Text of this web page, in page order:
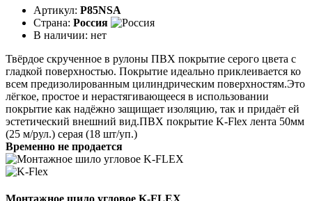
Артикул: P85NSA
Страна: Россия
В наличии: нет
Твёрдое скрученное в рулоны ПВХ покрытие серого цвета с
гладкой поверхностью. Покрытие идеаль­но приклеивается ко
всем предизолированным цилинд­рическим поверхностям.Это
лёгкое, простое и нерастягивающееся в ис­пользовании
покрытие как надёжно защищает изоляцию, так и придаёт ей
эстетический внешний вид.ПВХ покрытие K-Flex лента 50мм
(25 м/рул.) серая (18 шт/уп.)
Временно не продается
Монтажное шило угловое K-FLEX